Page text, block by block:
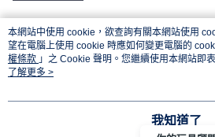
熱門標籤
本網站中使用 cookie，欲查詢有關本網站使用
望在電腦上使用 cookie 時應如何變更電腦的
權條款 」之 Cookie 聲明。您繼續使用本網站即
用條款之 Cookie 聲明使用 cookie。
了解更多 >
我知道了